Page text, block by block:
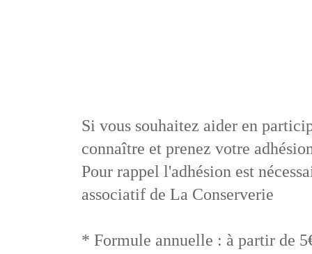
Si vous souhaitez aider en
connaître et prenez votre
Pour rappel l'adhésion est
associatif de La Conserverie
* Formule annuelle : à partir de